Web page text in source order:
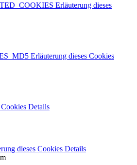
Erläuterung dieses
Erläuterung dieses Cookies
Details
dieses Cookies Details